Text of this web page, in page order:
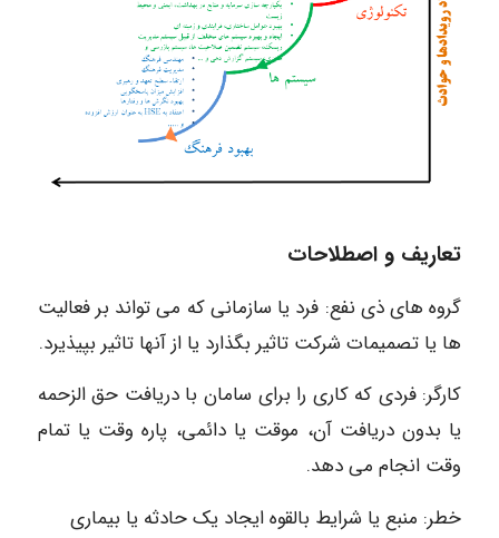
تعاریف و اصطلاحات
گروه های ذی نفع: فرد یا سازمانی که می تواند بر فعالیت
ها یا تصمیمات شرکت تاثیر بگذارد یا از آنها تاثیر بپیذیرد.
کارگر: فردی که کاری را برای سامان با دریافت حق الزحمه
یا بدون دریافت آن، موقت یا دائمی، پاره وقت یا تمام
وقت انجام می دهد.
خطر: منبع یا شرایط بالقوه ایجاد یک حادثه یا بیماری